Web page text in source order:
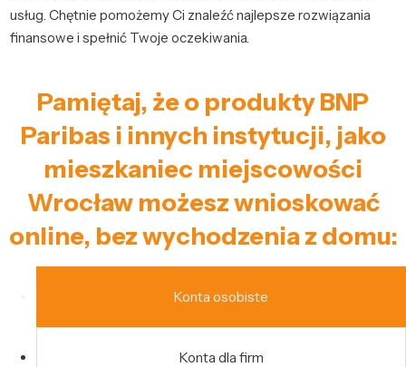
usług. Chętnie pomożemy Ci znaleźć najlepsze rozwiązania
finansowe i spełnić Twoje oczekiwania.
Pamiętaj, że o produkty BNP
Paribas i innych instytucji, jako
mieszkaniec miejscowości
Wrocław możesz wnioskować
online, bez wychodzenia z domu:
Konta osobiste
Konta dla firm